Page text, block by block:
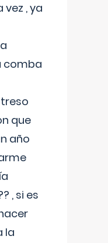
, ya
comba
que
año
, si es
la